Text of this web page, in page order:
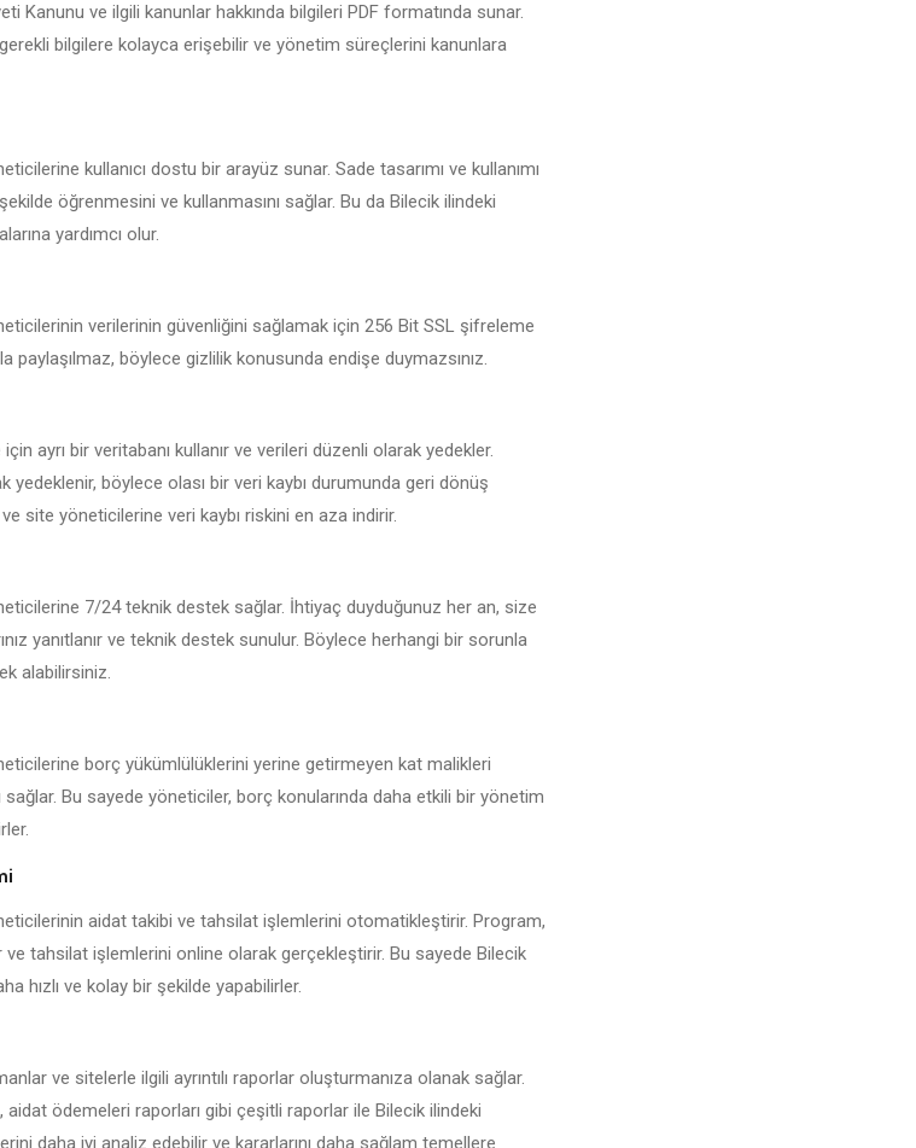
Kanunu ve ilgili kanunlar hakkında bilgileri PDF formatında sunar.
bilgilere kolayca erişebilir ve yönetim süreçlerini kanunlara
kullanıcı dostu bir arayüz sunar. Sade tasarımı ve kullanımı
öğrenmesini ve kullanmasını sağlar. Bu da Bilecik ilindeki
yardımcı olur.
verilerinin güvenliğini sağlamak için 256 Bit SSL şifreleme
paylaşılmaz, böylece gizlilik konusunda endişe duymazsınız.
ayrı bir veritabanı kullanır ve verileri düzenli olarak yedekler.
böylece olası bir veri kaybı durumunda geri dönüş
site yöneticilerine veri kaybı riskini en aza indirir.
7/24 teknik destek sağlar. İhtiyaç duyduğunuz her an, size
yanıtlanır ve teknik destek sunulur. Böylece herhangi bir sorunla
alabilirsiniz.
borç yükümlülüklerini yerine getirmeyen kat malikleri
Bu sayede yöneticiler, borç konularında daha etkili bir yönetim
aidat takibi ve tahsilat işlemlerini otomatikleştirir. Program,
tahsilat işlemlerini online olarak gerçekleştirir. Bu sayede Bilecik
hızlı ve kolay bir şekilde yapabilirler.
ve sitelerle ilgili ayrıntılı raporlar oluşturmanıza olanak sağlar.
ödemeleri raporları gibi çeşitli raporlar ile Bilecik ilindeki
daha iyi analiz edebilir ve kararlarını daha sağlam temellere